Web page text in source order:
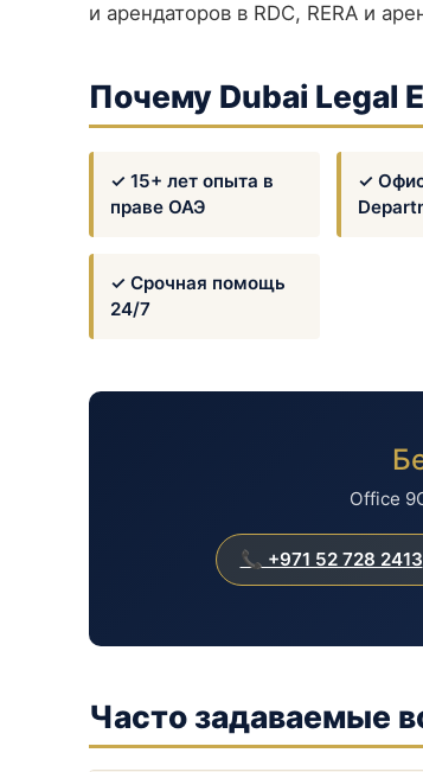
и арендаторов в RDC, RERA и
Почему Dubai Legal
✓ 15+ лет опыта в
праве ОАЭ
✓
✓ Срочная помощь
24/7
Office
📞 +971 52 728 2413
Часто задаваемые